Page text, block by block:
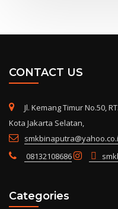
CONTACT US
Jl. Kemang Timur No.50,
Kota Jakarta Selatan,
08132108686
Categories